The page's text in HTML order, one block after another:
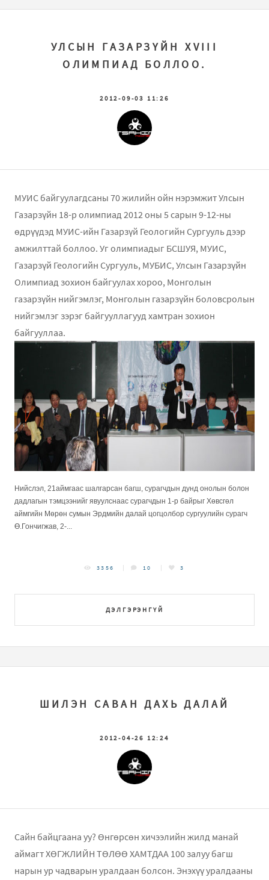
УЛСЫН ГАЗАРЗҮЙН XVIII
ОЛИМПИАД БОЛЛОО.
2012-09-03 11:26
МУИС байгуулагдсаны 70 жилийн ойн нэрэмжит Улсын
Газарзүйн 18-р олимпиад 2012 оны 5 сарын 9-12-ны
өдрүүдэд МУИС-ийн Газарзүй Геологийн Сургууль дээр
амжилттай боллоо. Уг олимпиадыг БСШУЯ, МУИС,
Газарзүй Геологийн Сургууль, МУБИС, Улсын Газарзүйн
Олимпиад зохион байгуулах хороо, Монголын
газарзүйн нийгэмлэг, Монголын газарзүйн боловсролын
нийгэмлэг зэрэг байгууллагууд хамтран зохион
байгууллаа.
Нийслэл, 21аймгаас шалгарсан багш, сурагчдын дунд онолын болон
дадлагын тэмцээнийг явуулснаас сурагчдын 1-р байрыг Хөвсгөл
аймгийн Мөрөн сумын Эрдмийн далай цогцолбор сургуулийн сурагч
Ө.Гончигжав, 2-...
ДЭЛГЭРЭНГҮЙ
3356 10 3
ШИЛЭН САВАН ДАХЬ ДАЛАЙ
2012-04-26 12:24
Сайн байцгаана уу? Өнгөрсөн хичээлийн жилд манай
аймагт ХӨГЖЛИЙН ТӨЛӨӨ ХАМТДАА 100 залуу багш
нарын ур чадварын уралдаан болсон. Энэхүү уралдааны